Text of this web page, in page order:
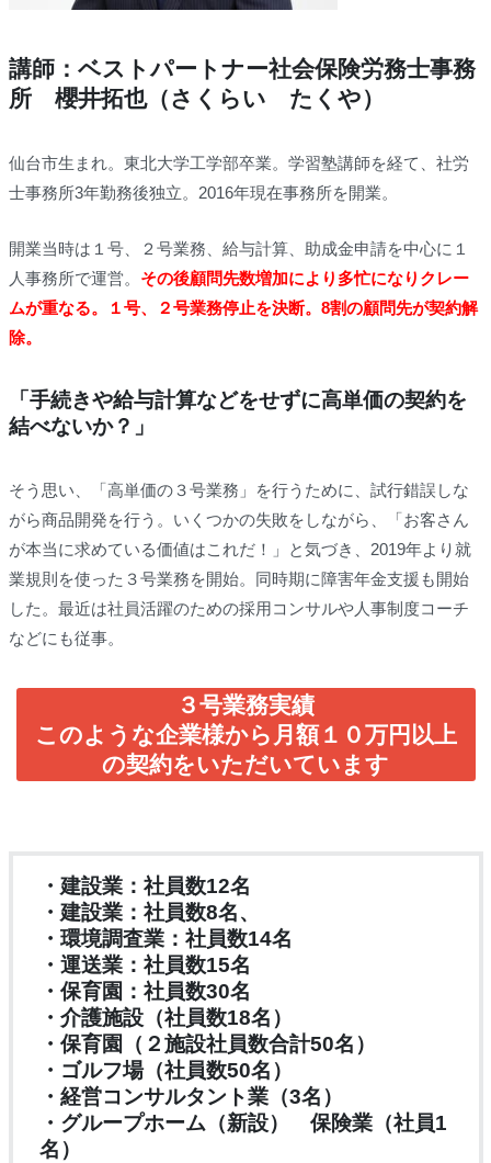
講師：ベストパートナー社会保険労務士事務
所 櫻井拓也（さくらい たくや）
仙台市生まれ。東北大学工学部卒業。学習塾講師を経て、社労
士事務所3年勤務後独立。2016年現在事務所を開業。
開業当時は１号、２号業務、給与計算、助成金申請を中心に１
人事務所で運営。 その後顧問先数増加により多忙になりクレー
ムが重なる。１号、２号業務停止を決断。8割の顧問先が契約解
除。
「手続きや給与計算などをせずに高単価の契約を
結べないか？」
そう思い、「高単価の３号業務」を行うために、試行錯誤しな
がら商品開発を行う。いくつかの失敗をしながら、「お客さん
が本当に求めている価値はこれだ！」と気づき、2019年より就
業規則を使った３号業務を開始。同時期に障害年金支援も開始
した。最近は社員活躍のための採用コンサルや人事制度コーチ
などにも従事。
３号業務実績
このような企業様から月額１０万円以上
の契約をいただいています
・建設業：社員数12名
・建設業：社員数8名、
・環境調査業：社員数14名
・運送業：社員数15名
・保育園：社員数30名
・介護施設（社員数18名）
・保育園（２施設社員数合計50名）
・ゴルフ場（社員数50名）
・経営コンサルタント業（3名）
・グループホーム（新設） 保険業（社員1
名）